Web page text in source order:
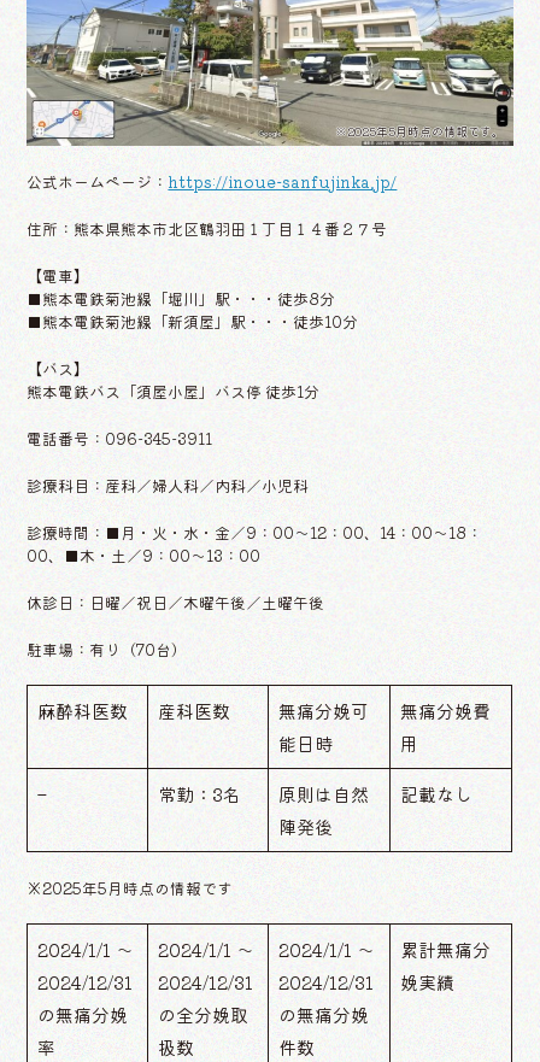
※2025年5月時点の情報です。
公式ホームページ： https://inoue-sanfujinka.jp/
住所：熊本県熊本市北区鶴羽田１丁目１４番２７号
【電車】
■熊本電鉄菊池線「堀川」駅・・・徒歩8分
■熊本電鉄菊池線「新須屋」駅・・・徒歩10分
【バス】
熊本電鉄バス「須屋小屋」バス停 徒歩1分
電話番号：096-345-3911
診療科目：産科／婦人科／内科／小児科
診療時間：■月・火・水・金／9：00〜12：00、14：00〜18：
00、■木・土／9：00〜13：00
休診日：日曜／祝日／木曜午後／土曜午後
駐車場：有り（70台）
麻酔科医数 産科医数
無痛分娩可
能日時
無痛分娩費
用
–
常勤：3名
原則は自然
陣発後
記載なし
※2025年5月時点の情報です
2024/1/1 ～
2024/12/31
の無痛分娩
率
2024/1/1 ～
2024/12/31
の全分娩取
扱数
2024/1/1 ～
2024/12/31
の無痛分娩
件数
累計無痛分
娩実績